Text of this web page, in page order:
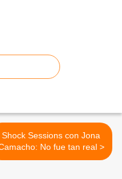
Shock Sessions con Jona
Camacho: No fue tan real >